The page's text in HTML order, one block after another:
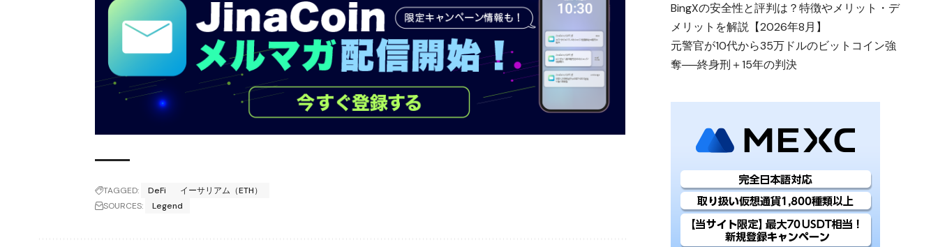
TAGGED: DeFi
イーサリアム（ETH）
SOURCES:
Legend
BingXの安全性と評判は？特徴やメリット・デ
メリットを解説【2026年8月】
元警官が10代から35万ドルのビットコイン強
奪──終身刑＋15年の判決